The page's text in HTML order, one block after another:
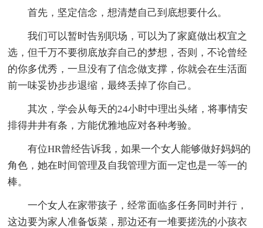
首先，坚定信念，想清楚自己到底想要什么。
我们可以暂时告别职场，可以为了家庭做出权宜之
选，但千万不要彻底放弃自己的梦想，否则，不论曾经
的你多优秀，一旦没有了信念做支撑，你就会在生活面
前一味妥协步步退缩，最终丢掉了你自己。
其次，学会从每天的24小时中理出头绪，将事情安
排得井井有条，方能优雅地应对各种考验。
有位HR曾经告诉我，如果一个女人能够做好妈妈的
角色，她在时间管理及自我管理方面一定也是一等一的
棒。
一个女人在家带孩子，经常面临多任务同时并行，
这边要为家人准备饭菜，那边还有一堆要搓洗的小孩衣